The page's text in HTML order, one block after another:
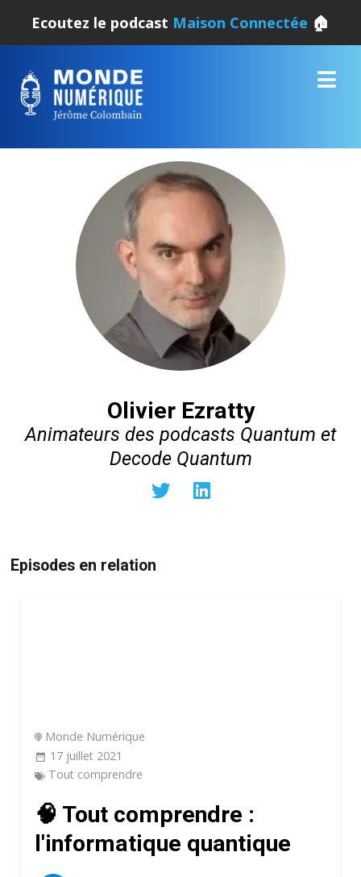
Ecoutez le podcast Maison Connectée 🏠
Olivier Ezratty
Animateurs des podcasts Quantum et
Decode Quantum
Episodes en relation
Monde Numérique
17 juillet 2021
Tout comprendre
🧠 Tout comprendre :
l'informatique quantique